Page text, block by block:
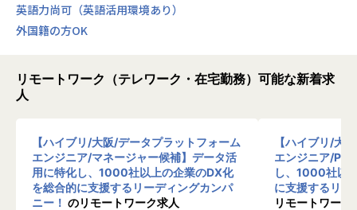
英語力尚可（英語活用環境あり）
外国籍の方OK
リモートワーク（テレワーク・在宅勤務）可能な新着求
人
【ハイブリ/大阪/データプラットフォーム
エンジニア/マネージャー候補】データ活
用に特化し、1000社以上の企業のDX化
を総合的に支援するリーディングカンパ
ニー！ のリモートワーク求人
【ハイブリ/大
エンジニア/PM
し、1000社以
に支援するリー
リモートワーク